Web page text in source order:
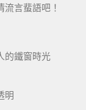
言蜚語吧！
的鐵窗時光
明